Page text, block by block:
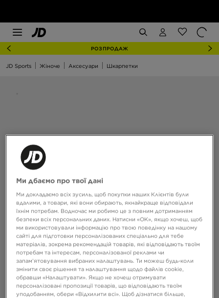
РОЗПРОДАЖ
JD Sports Жіноче Аксесуари Шкарпетки
Ми дбаємо про твої дані
Ми докладаємо всіх зусиль, щоб покупки наших Клієнтів були
вдалими, а товари, які вони обирають, якнайкраще відповідали
їхнім потребам. Водночас ми робимо це з повним дотриманням
безпеки всіх персональних даних. Натисни «OK», якщо хочеш, щоб
ми використовували інформацію про твою поведінку на нашому
сайті для підготовки персоналізованих спеціально для тебе
матеріалів, зокрема рекомендацій товарів, які відповідають твоїм
потребам та інтересам, персоналізованої реклами чи
запам’ятовування вибраних налаштувань. Ти можеш будь-коли
змінити своє рішення та налаштування щодо файлів cookie,
обравши «Налаштувати». Якщо не хочеш отримувати
персоналізовані пропозиції товарів, що відповідають твоїм
уподобанням, обери «Відхилити всі». Щоб дізнатися більше,